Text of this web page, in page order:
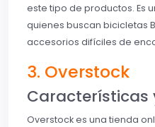
este tipo de productos. Es
quienes buscan bicicletas
accesorios difíciles de
3. Overstock
Características
Overstock es una tienda